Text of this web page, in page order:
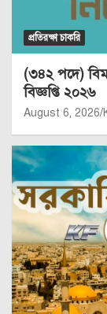
প্রতিরক্ষা চাকরি
(৩৪২ পদে)
বিজ্ঞপ্তি ২০২৬
August 6, 2026